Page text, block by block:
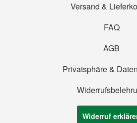
Versand &
FAQ
AGB
Privatsphäre &
Widerruf